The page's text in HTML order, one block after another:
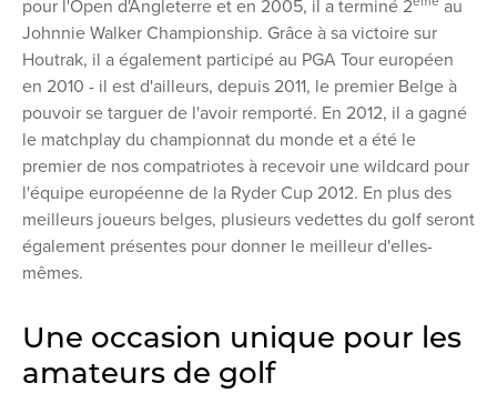
pour l'Open d'Angleterre et en 2005, il a terminé 2
au
Johnnie Walker Championship. Grâce à sa victoire sur
Houtrak, il a également participé au PGA Tour européen
en 2010 - il est d'ailleurs, depuis 2011, le premier Belge à
pouvoir se targuer de l'avoir remporté. En 2012, il a gagné
le matchplay du championnat du monde et a été le
premier de nos compatriotes à recevoir une wildcard pour
l'équipe européenne de la Ryder Cup 2012. En plus des
meilleurs joueurs belges, plusieurs vedettes du golf seront
également présentes pour donner le meilleur d'elles-
mêmes.
Une occasion unique pour les
amateurs de golf